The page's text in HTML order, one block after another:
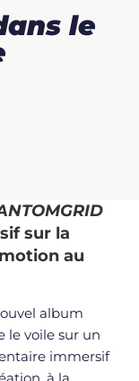
le
sur la
au
album
le voile sur un
immersif